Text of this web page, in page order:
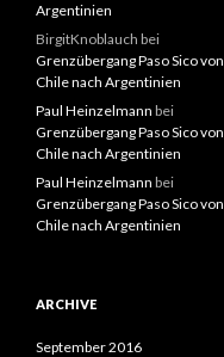
Argentinien
BirgitKnoblauch bei
Grenzübergang Paso Sico von
Chile nach Argentinien
Paul Heinzelmann bei
Grenzübergang Paso Sico von
Chile nach Argentinien
Paul Heinzelmann bei
Grenzübergang Paso Sico von
Chile nach Argentinien
ARCHIVE
September 2016